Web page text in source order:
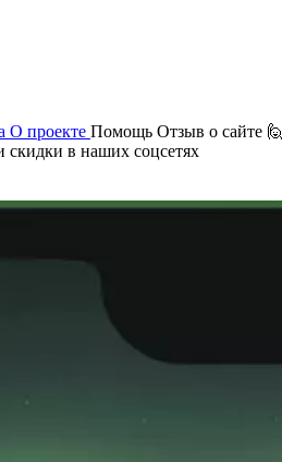
О проекте Помощь Отзыв о сайте 🙋
в наших соцсетях